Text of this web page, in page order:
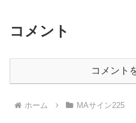
コメント
コメント
ホーム MAサイン225